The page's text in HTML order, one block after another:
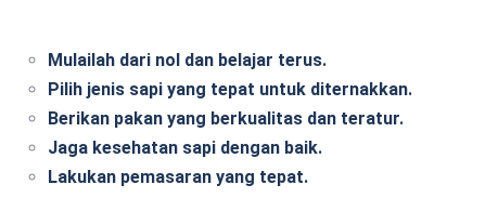
Mulailah dari nol dan belajar terus.
Pilih jenis sapi yang tepat untuk diternakkan.
Berikan pakan yang berkualitas dan teratur.
Jaga kesehatan sapi dengan baik.
Lakukan pemasaran yang tepat.